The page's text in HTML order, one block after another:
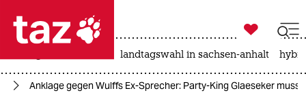
 taz zahl ich
taz zahl ich

taz zahl ich
landtagswahl in sachsen-anhalt
Anklage gegen Wulffs Ex-Sprecher: Party-King Glaeseker muss